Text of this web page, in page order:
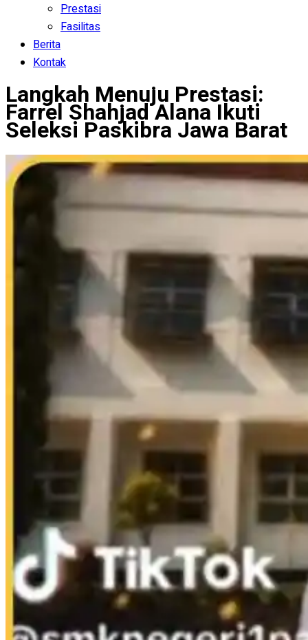
Prestasi
Fasilitas
Berita
Kontak
Langkah Menuju Prestasi:
Farrel Shahjad Alana Ikuti
Seleksi Paskibra Jawa Barat